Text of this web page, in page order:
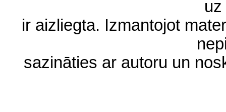
ir aizliegta. Izmantojot
sazināties ar autoru un